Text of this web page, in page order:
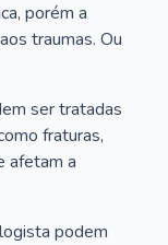
porém a
traumas. Ou
ser tratadas
fraturas,
afetam a
podem